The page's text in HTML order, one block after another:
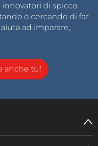
di spicco.
o cercando di far
ad imparare,
anche tu!